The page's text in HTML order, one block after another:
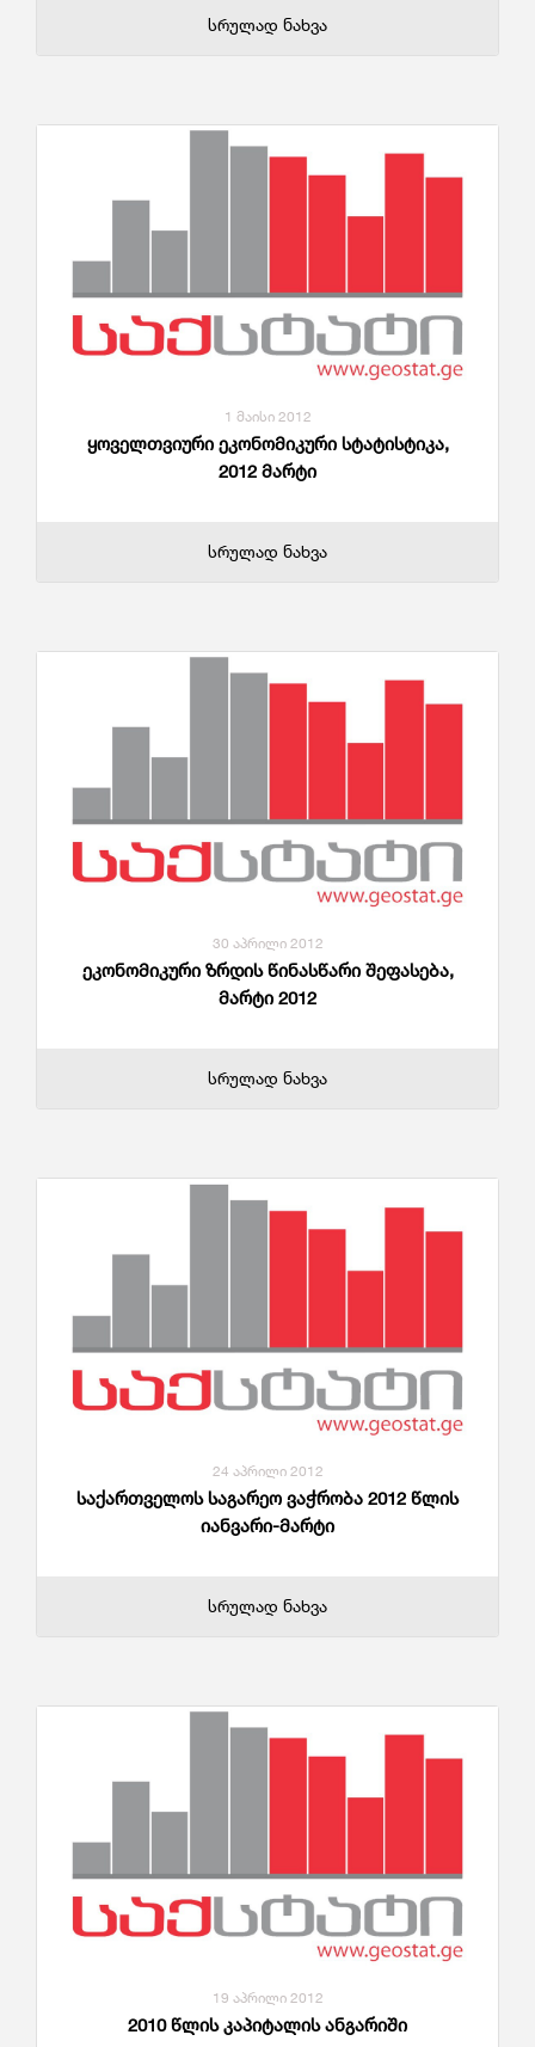
სრულად ნახვა
1 მაისი 2012
ყოველთვიური ეკონომიკური სტატისტიკა,
2012 მარტი
სრულად ნახვა
30 აპრილი 2012
ეკონომიკური ზრდის წინასწარი შეფასება,
მარტი 2012
სრულად ნახვა
24 აპრილი 2012
საქართველოს საგარეო ვაჭრობა 2012 წლის
იანვარი-მარტი
სრულად ნახვა
19 აპრილი 2012
2010 წლის კაპიტალის ანგარიში